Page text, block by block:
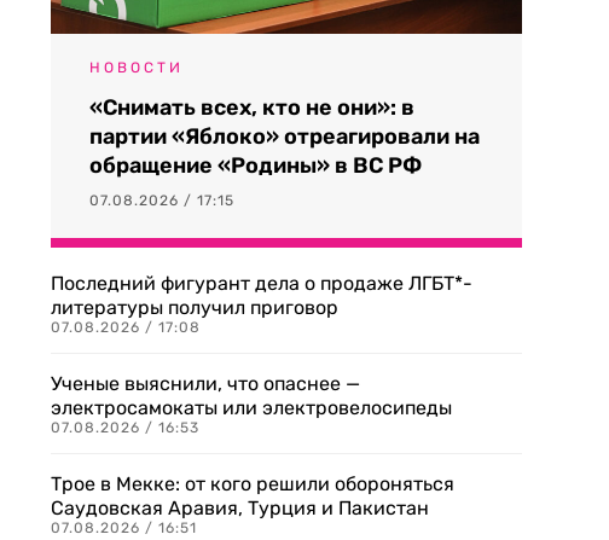
НОВОСТИ
«Снимать всех, кто не они»: в
партии «Яблоко» отреагировали на
обращение «Родины» в ВС РФ
07.08.2026 / 17:15
Последний фигурант дела о продаже ЛГБТ*-
литературы получил приговор
07.08.2026 / 17:08
Ученые выяснили, что опаснее —
электросамокаты или электровелосипеды
07.08.2026 / 16:53
Трое в Мекке: от кого решили обороняться
Саудовская Аравия, Турция и Пакистан
07.08.2026 / 16:51